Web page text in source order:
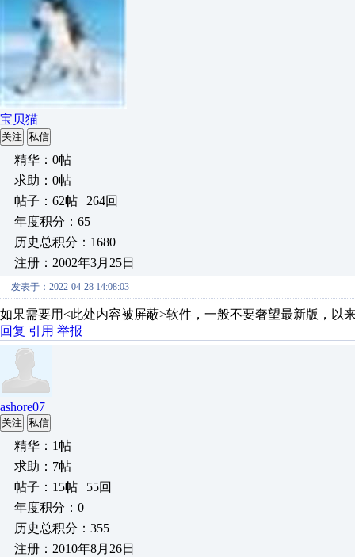
宝贝猫
关注 私信
精华：0帖
求助：0帖
帖子：62帖 | 264回
年度积分：65
历史总积分：1680
注册：2002年3月25日
发表于：2022-04-28 14:08:03
如果需要用<此处内容被屏蔽>软件，一般不要奢望最新版，以
回复 引用 举报
ashore07
关注 私信
精华：1帖
求助：7帖
帖子：15帖 | 55回
年度积分：0
历史总积分：355
注册：2010年8月26日